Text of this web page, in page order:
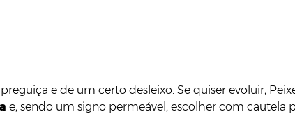
e de um certo desleixo. Se quiser evoluir,
e, sendo um signo permeável, escolher com cautela